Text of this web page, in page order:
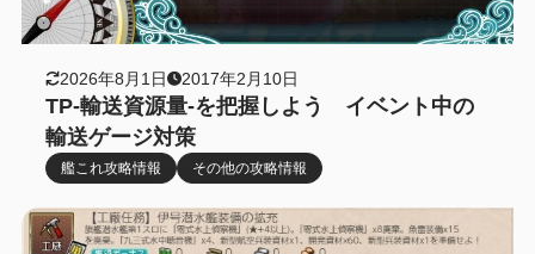
2026年8月1日 2017年2月10日
TP-輸送資源量-を把握しよう イベント中の
輸送ゲージ対策
艦これ攻略情報 その他の攻略情報